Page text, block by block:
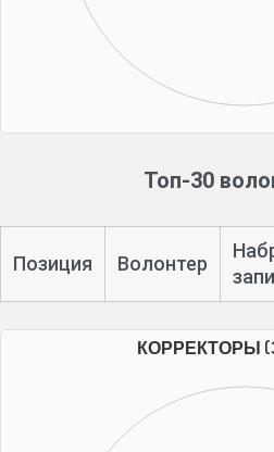
Топ-30
Позиция Волонтер
КОРРЕКТОРЫ